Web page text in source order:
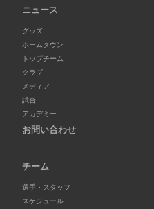
ニュース
グッズ
ホームタウン
トップチーム
クラブ
メディア
試合
アカデミー
お問い合わせ
チーム
選手・スタッフ
スケジュール